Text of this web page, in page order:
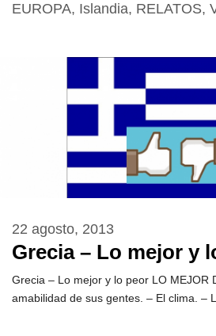
EUROPA, Islandia, RELATOS,
Grecia – Lo mejor y
22 agosto, 2013
Grecia – Lo mejor y lo peor LO MEJOR
amabilidad de sus gentes. – El clima. –